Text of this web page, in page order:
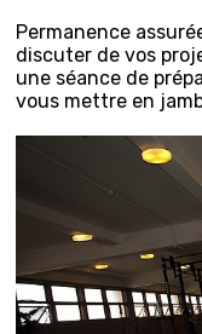
Permanence
discuter de vos
une séance de
vous mettre en